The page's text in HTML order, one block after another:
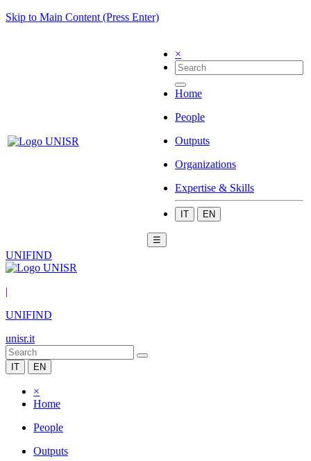
Skip to Main Content (Press Enter)
×
Home
People
Outputs
Organizations
Expertise & Skills
IT EN
☰
UNIFIND
|
UNIFIND
unisr.it
IT EN
×
Home
People
Outputs